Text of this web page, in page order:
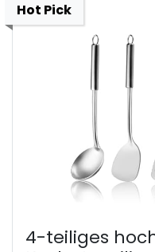
Hot Pick
4-teiliges